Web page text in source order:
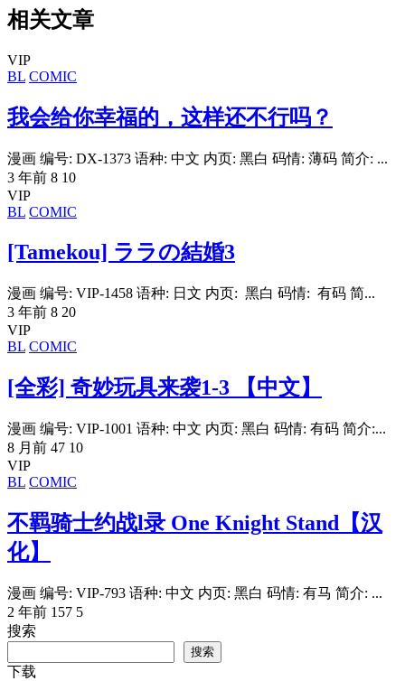
相关文章
VIP
BL COMIC
我会给你幸福的，这样还不行吗？
漫画 编号: DX-1373 语种: 中文 内页: 黑白 码情: 薄码 简介: ...
3 年前 8 10
VIP
BL COMIC
[Tamekou] ララの結婚3
漫画 编号: VIP-1458 语种: 日文 内页: 黑白 码情: 有码 简...
3 年前 8 20
VIP
BL COMIC
[全彩] 奇妙玩具来袭1-3 【中文】
漫画 编号: VIP-1001 语种: 中文 内页: 黑白 码情: 有码 简介:...
8 月前 47 10
VIP
BL COMIC
不羁骑士约战l录 One Knight Stand【汉
化】
漫画 编号: VIP-793 语种: 中文 内页: 黑白 码情: 有马 简介: ...
2 年前 157 5
搜索
搜索
下载